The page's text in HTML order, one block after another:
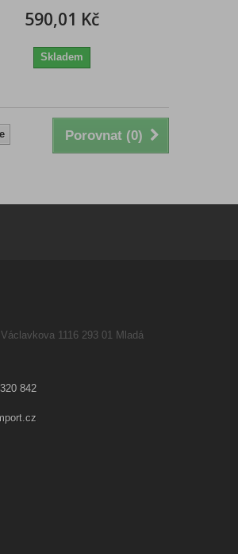
590,01 Kč
Skladem
Porovnat (0)
1116 293 01 Mladá
842